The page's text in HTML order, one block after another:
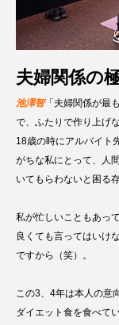
夫婦関係の
池澤智「夫婦関係が最
で、ふたりで作り上げ
18歳の時にアルバイト
がちな私にとって、人
いてもらわないと困る
私が忙しいこともあっ
良くても言ってはいけ
ですから（笑）。
この3、4年は本人の意
ダイエット食を食べて